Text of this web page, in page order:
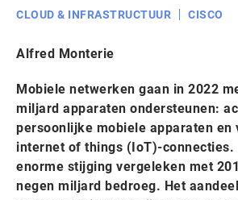
CLOUD & INFRASTRUCTUUR
CISCO
Alfred Monterie
Mobiele netwerken gaan in 2022
miljard apparaten ondersteunen:
persoonlijke mobiele apparaten en
internet of things (IoT)-connecties.
enorme stijging vergeleken met
negen miljard bedroeg. Het